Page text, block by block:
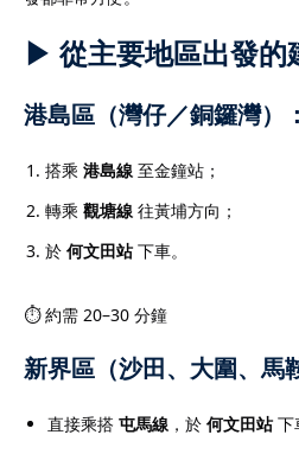
導師及擁有專業資格並
牌照的補習老師組成，
質而專業的教育支援。
有多年教學經驗，深入
各類公開考試的課程要
要制定最合適的教學策
習老師，就是為孩子選
生培養良好的學習習
情，尋找最適合您孩子
▶ 從主要地區出發的
港島區（灣仔／銅鑼灣）：
搭乘 港島線 至金鐘站；
轉乘 觀塘線 往黃埔方向；
於 何文田站下車。
⏱ 約需 20–30 分鐘
新界區（沙田、大圍、馬
直接乘搭 屯馬線 ，於 何文田站下